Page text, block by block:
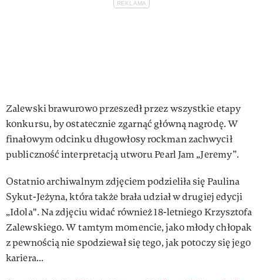
Zalewski brawurowo przeszedł przez wszystkie etapy
konkursu, by ostatecznie zgarnąć główną nagrodę. W
finałowym odcinku długowłosy rockman zachwycił
publiczność interpretacją utworu Pearl Jam „Jeremy”.
Ostatnio archiwalnym zdjęciem podzieliła się Paulina
Sykut-Jeżyna, która także brała udział w drugiej edycji
„Idola". Na zdjęciu widać również 18-letniego Krzysztofa
Zalewskiego. W tamtym momencie, jako młody chłopak
z pewnością nie spodziewał się tego, jak potoczy się jego
kariera...